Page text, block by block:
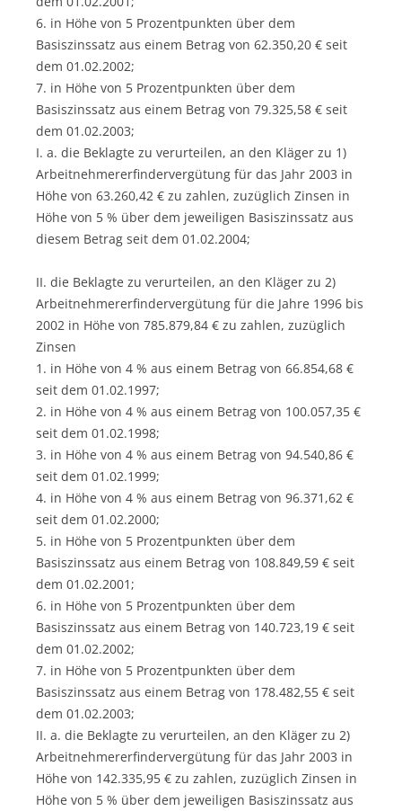
6. in Höhe von 5 Prozentpunkten über dem
Basiszinssatz aus einem Betrag von 62.350,20 € seit
dem 01.02.2002;
7. in Höhe von 5 Prozentpunkten über dem
Basiszinssatz aus einem Betrag von 79.325,58 € seit
dem 01.02.2003;
I. a. die Beklagte zu verurteilen, an den Kläger zu 1)
Arbeitnehmererfindervergütung für das Jahr 2003 in
Höhe von 63.260,42 € zu zahlen, zuzüglich Zinsen in
Höhe von 5 % über dem jeweiligen Basiszinssatz aus
diesem Betrag seit dem 01.02.2004;
II. die Beklagte zu verurteilen, an den Kläger zu 2)
Arbeitnehmererfindervergütung für die Jahre 1996 bis
2002 in Höhe von 785.879,84 € zu zahlen, zuzüglich
Zinsen
1. in Höhe von 4 % aus einem Betrag von 66.854,68 €
seit dem 01.02.1997;
2. in Höhe von 4 % aus einem Betrag von 100.057,35 €
seit dem 01.02.1998;
3. in Höhe von 4 % aus einem Betrag von 94.540,86 €
seit dem 01.02.1999;
4. in Höhe von 4 % aus einem Betrag von 96.371,62 €
seit dem 01.02.2000;
5. in Höhe von 5 Prozentpunkten über dem
Basiszinssatz aus einem Betrag von 108.849,59 € seit
dem 01.02.2001;
6. in Höhe von 5 Prozentpunkten über dem
Basiszinssatz aus einem Betrag von 140.723,19 € seit
dem 01.02.2002;
7. in Höhe von 5 Prozentpunkten über dem
Basiszinssatz aus einem Betrag von 178.482,55 € seit
dem 01.02.2003;
II. a. die Beklagte zu verurteilen, an den Kläger zu 2)
Arbeitnehmererfindervergütung für das Jahr 2003 in
Höhe von 142.335,95 € zu zahlen, zuzüglich Zinsen in
Höhe von 5 % über dem jeweiligen Basiszinssatz aus